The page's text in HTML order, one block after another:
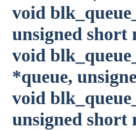
void
unsigned short
void
*queue,
void
unsigned short